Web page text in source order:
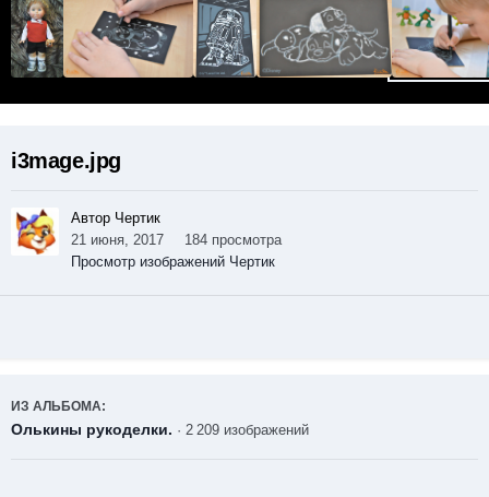
i3mage.jpg
Автор Чертик
21 июня, 2017
184 просмотра
Просмотр изображений Чертик
ИЗ АЛЬБОМА:
Олькины рукоделки. · 2 209 изображений